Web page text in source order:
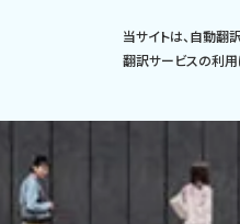
当サイトは、自動翻
翻訳サービスの利用